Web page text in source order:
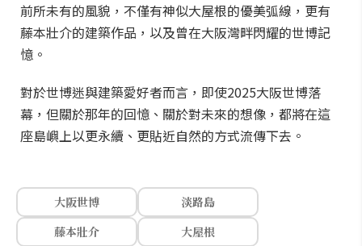
前所未有的風貌，不僅有神似大屋根的優美弧線，更有
藤本壯介的建築作品，以及曾在大阪灣畔閃耀的世博記
憶。
對於世博迷與建築愛好者而言，即使2025大阪世博落
幕，但關於那年的回憶、關於對未來的想像，都將在這
座島嶼上以更永續、更貼近自然的方式流傳下去。
大阪世博
淡路島
藤本壯介
大屋根